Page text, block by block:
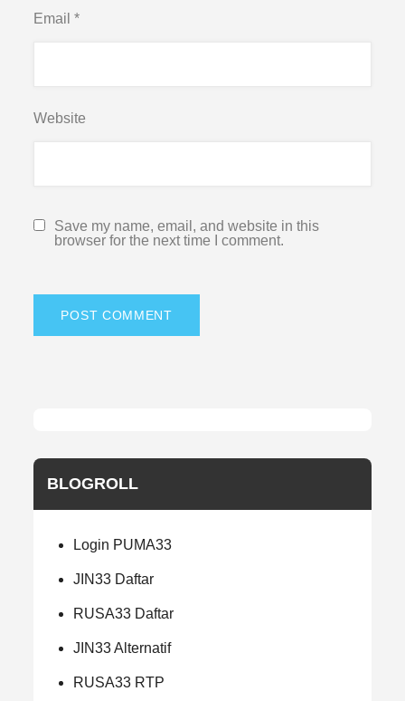
Email*
Website
Save my name, email, and website in this
browser for the next time I comment.
BLOGROLL
Login PUMA33
JIN33 Daftar
RUSA33 Daftar
JIN33 Alternatif
RUSA33 RTP